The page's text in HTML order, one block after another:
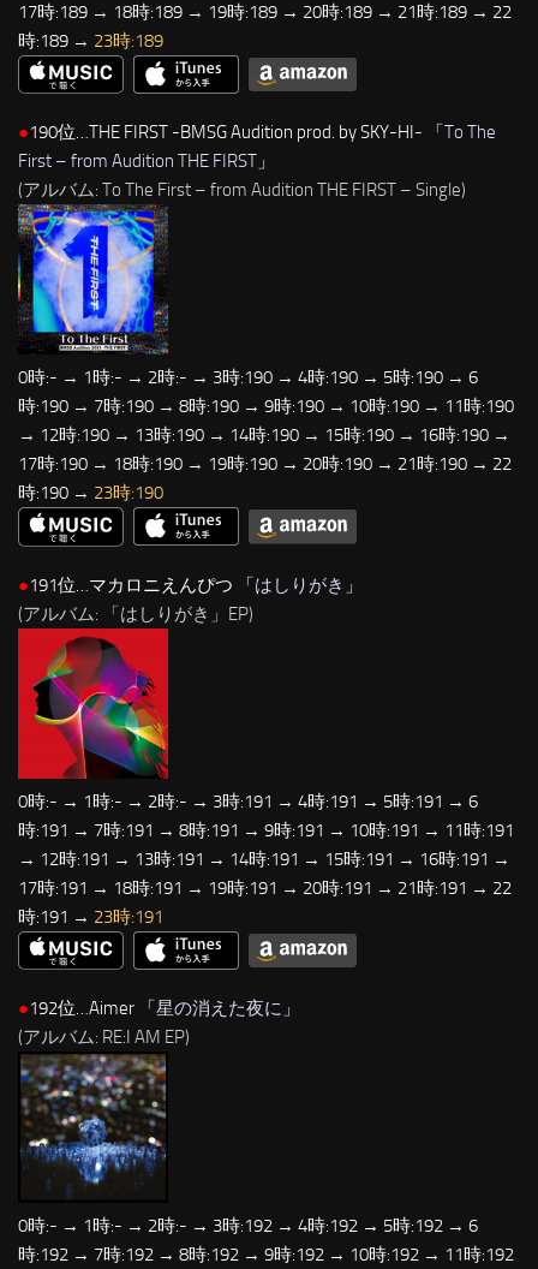
17時:189 → 18時:189 → 19時:189 → 20時:189 → 21時:189 → 22
時:189 → 23時:189
●190位…THE FIRST -BMSG Audition prod. by SKY-HI- 「 To The
First – from Audition THE FIRST 」
(アルバム: To The First – from Audition THE FIRST – Single)
0時:- → 1時:- → 2時:- → 3時:190 → 4時:190 → 5時:190 → 6
時:190 → 7時:190 → 8時:190 → 9時:190 → 10時:190 → 11時:190
→ 12時:190 → 13時:190 → 14時:190 → 15時:190 → 16時:190 →
17時:190 → 18時:190 → 19時:190 → 20時:190 → 21時:190 → 22
時:190 → 23時:190
●191位…マカロニえんぴつ 「はしりがき 」
(アルバム: 「はしりがき」EP)
0時:- → 1時:- → 2時:- → 3時:191 → 4時:191 → 5時:191 → 6
時:191 → 7時:191 → 8時:191 → 9時:191 → 10時:191 → 11時:191
→ 12時:191 → 13時:191 → 14時:191 → 15時:191 → 16時:191 →
17時:191 → 18時:191 → 19時:191 → 20時:191 → 21時:191 → 22
時:191 → 23時:191
●192位…Aimer 「星の消えた夜に 」
(アルバム: RE:I AM EP)
0時:- → 1時:- → 2時:- → 3時:192 → 4時:192 → 5時:192 → 6
時:192 → 7時:192 → 8時:192 → 9時:192 → 10時:192 → 11時:192